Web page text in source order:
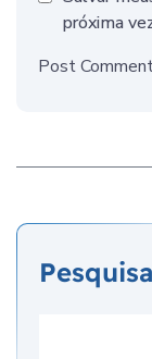
próxima
Post